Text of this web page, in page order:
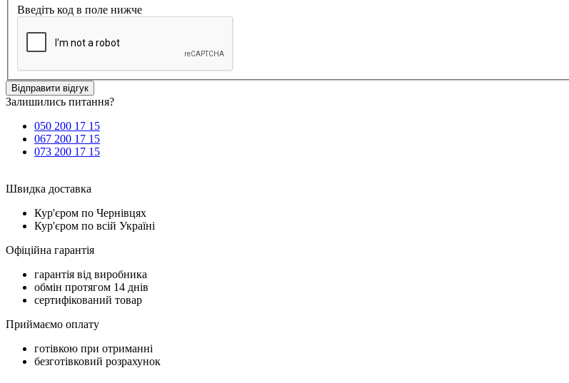
Введіть код в поле нижче
Відправити відгук
Залишились питання?
050 200 17 15
067 200 17 15
073 200 17 15
Швидка доставка
Кур'єром по Чернівцях
Кур'єром по всій Україні
Офіційна гарантія
гарантія від виробника
обмін протягом 14 днів
сертифікований товар
Приймаємо оплату
готівкою при отриманні
безготівковий розрахунок